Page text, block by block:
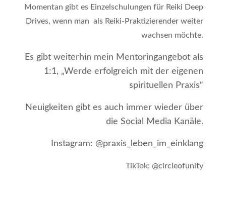
Momentan gibt es Einzelschulungen für Reiki Deep
Drives, wenn man als Reiki-Praktizierender weiter
wachsen möchte.
Es gibt weiterhin mein Mentoringangebot als
1:1, „Werde erfolgreich mit der eigenen
spirituellen Praxis“
Neuigkeiten gibt es auch immer wieder über
die Social Media Kanäle.
Instagram: @praxis_leben_im_einklang
TikTok: @circleofunity